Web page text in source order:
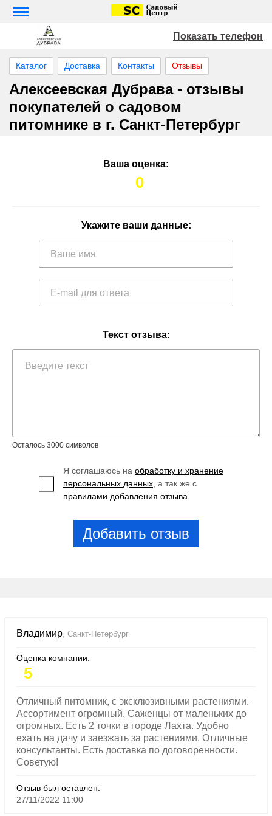
Показать телефон
Каталог Доставка Контакты Отзывы
Алексеевская Дубрава - отзывы
покупателей о садовом
питомнике в г. Санкт-Петербург
Ваша оценка:
0
Укажите ваши данные:
Текст отзыва:
Осталось 3000 символов
Я соглашаюсь на обработку и хранение
персональных данных , а так же с
правилами добавления отзыва
Добавить отзыв
Владимир, Санкт-Петербург
Оценка компании:
5
Отличный питомник, с эксклюзивными растениями.
Ассортимент огромный. Саженцы от маленьких до
огромных. Есть 2 точки в городе Лахта. Удобно
ехать на дачу и заезжать за растениями. Отличные
консультанты. Есть доставка по договоренности.
Советую!
Отзыв был оставлен:
27/11/2022 11:00